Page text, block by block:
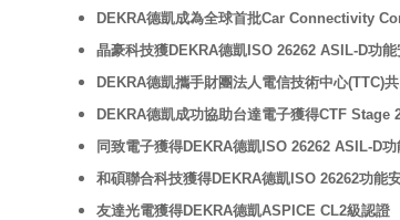
DEKRA德凱成為全球首批Car Connectivity
晶豪科技獲DEKRA德凱ISO 26262 ASIL-D功
DEKRA德凱攜手財團法人電信技術中心(TTC)
DEKRA德凱成功協助台達電子獲得CTF Stage
同致電子獲得DEKRA德凱ISO 26262 ASIL-D
和碩聯合科技獲得DEKRA德凱ISO 26262功能
友達光電獲得DEKRA德凱ASPICE CL2級認證